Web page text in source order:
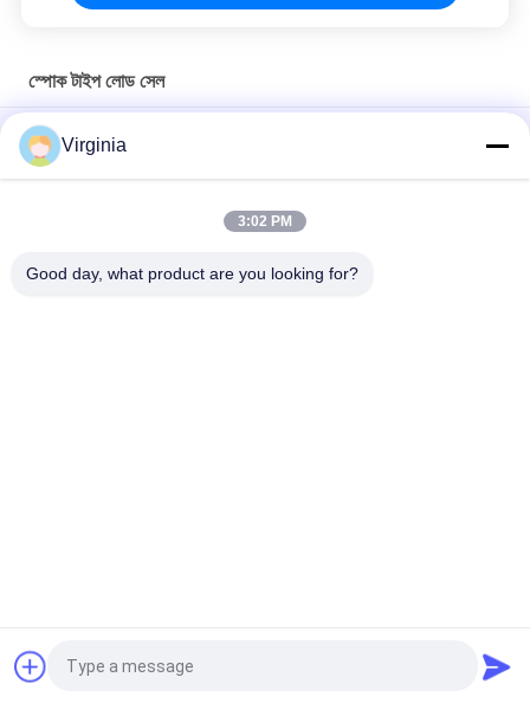
স্পোক টাইপ লোড সেল
ভারি দায়িত্ব স্পোক টাইপ লোড সেল, ক্লান্তি প্রতিরোধী শিল্পকৌশল লোড কোষ
5000kg 10ton ক্লান্তি প্রতিরোধী টাইপ লোড সেল খাদ ইস্পাত / স্টেইনলেস স্টীল
Virginia
3:02 PM
Good day, what product are you looking for?